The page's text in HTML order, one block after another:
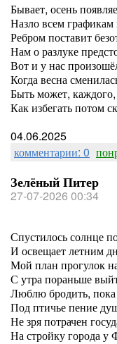
Бывает, осень
Назло всем графикам
Ребром поставит
Нам о разлуке
Вот и у нас
Когда весна
Быть может,
Как избегать потом
04.06.2025
комментарии: 0
Зелёный Питер
27-07-2026 00:34
Спустилось солнце
И освещает летним
Мой план прогулок
С утра пораньше
Люблю бродить,
Под птичье пение
Не зря потрачен
На стройку города у